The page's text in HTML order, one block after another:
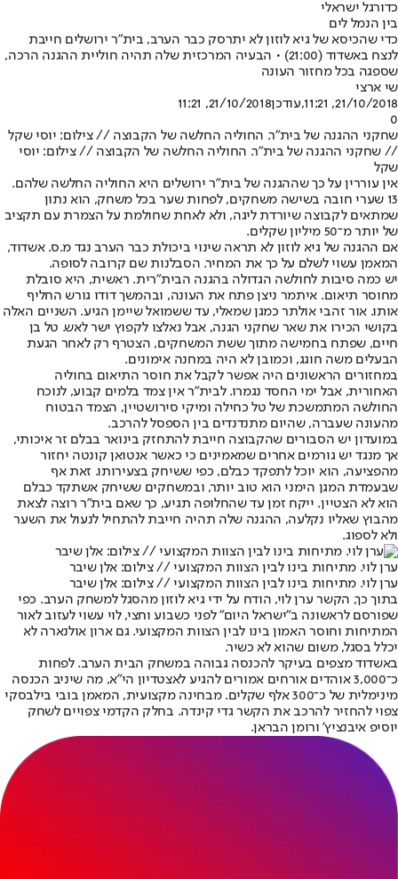
כדורגל ישראלי
בין הנמל לים
כדי שהכיסא של גיא לוזון לא יתרסק כבר הערב, בית"ר ירושלים חייבת
לנצח באשדוד (21:00) • הבעיה המרכזית שלה תהיה חוליית ההגנה הרכה,
שספגה בכל מחזור העונה
שי ארצי
21/10/2018, 11:21
,עודכן21/10/2018, 11:21
0
שחקני ההגנה של בית"ר. החוליה החלשה של הקבוצה // צילום: יוסי שקל
// שחקני ההגנה של בית"ר. החוליה החלשה של הקבוצה // צילום: יוסי
שקל
אין עוררין על כך שההגנה של בית"ר ירושלים היא החוליה החלשה שלהם.
13 שערי חובה בשישה משחקים, לפחות שער בכל משחק, הוא נתון
שמתאים לקבוצה שיורדת ליגה, ולא לאחת שחולמת על הצמרת עם תקציב
של יותר מ־50 מיליון שקלים.
אם ההגנה של גיא לוזון לא תראה שינוי ביכולת כבר הערב נגד מ.ס. אשדוד,
המאמן עשוי לשלם על כך את המחיר. הסבלנות שם קרובה לסופה.
יש כמה סיבות לחולשה הגדולה בהגנה הבית"רית. ראשית, היא סובלת
מחוסר תיאום. איתמר ניצן פתח את העונה, ובהמשך דודו גורש החליף
אותו. אור זהבי אולתר כמגן שמאלי, עד ששמואל שיימן הגיע. השניים האלה
בקושי הכירו את שאר שחקני הגנה, אבל נאלצו לקפוץ ישר לאש. טל בן
חיים, שפתח בחמישה מתוך ששת המשחקים, הצטרף רק לאחר הגעת
הבעלים משה חוגג, וכמובן לא היה במחנה אימונים.
במחזורים הראשונים היה אפשר לקבל את חוסר התיאום בחוליה
האחורית, אבל ימי החסד נגמרו. לבית"ר אין צמד בלמים קבוע, לנוכח
החולשה המתמשכת של טל כחילה ומיקי סירושטיין, הצמד הבטוח
מהעונה שעברה, שהיום מתנדנדים בין הספסל להרכב.
במועדון יש הסבורים שהקבוצה חייבת להתחזק בינואר בבלם זר איכותי,
אך מנגד יש גורמים אחרים שמאמינים כי כאשר אנטואן קונטה יחזור
מהפציעה, הוא יוכל לתפקד כבלם, כפי ששיחק בצעירותו. זאת אף
שבעמדת המגן הימני הוא טוב יותר, ובמשחקים ששיחק אשתקד כבלם
הוא לא הצטיין. ייקח זמן עד שהחלופה תגיע, כך שאם בית"ר רוצה לצאת
מהבוץ שאליו נקלעה, ההגנה שלה תהיה חייבת להתחיל לנעול את השער
ולא לספוג.
ערן לוי. מתיחות בינו לבין הצוות המקצועי // צילום: אלן שיבר
ערן לוי. מתיחות בינו לבין הצוות המקצועי // צילום: אלן שיבר
בתוך כך, הקשר ערן לוי, הודח על ידי גיא לוזון מהסגל למשחק הערב. כפי
שפורסם לראשונה ב"ישראל היום" לפני כשבוע וחצי, לוי עשוי לעזוב לאור
המתיחות וחוסר האמון בינו לבין הצוות המקצועי. גם ארון אולנארה לא
יכלל בסגל, משום שהוא לא כשיר.
באשדוד מצפים בעיקר להכנסה גבוהה במשחק הבית הערב. לפחות
כ־3,000 אוהדים אורחים אמורים להגיע לאצטדיון הי"א, מה שיניב הכנסה
מינימלית של כ־300 אלף שקלים. מבחינה מקצועית, המאמן בובי בילבסקי
צפוי להחזיר להרכב את הקשר גדי קינדה. בחלק הקדמי צפויים לשחק
יוסיפ איבנציץ' ורומן הבראן.